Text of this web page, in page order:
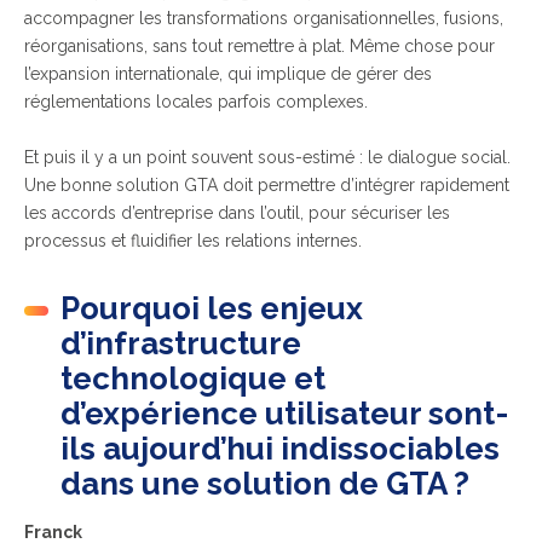
accompagner les transformations organisationnelles, fusions,
réorganisations, sans tout remettre à plat. Même chose pour
l’expansion internationale, qui implique de gérer des
réglementations locales parfois complexes.
Et puis il y a un point souvent sous-estimé : le dialogue social.
Une bonne solution GTA doit permettre d’intégrer rapidement
les accords d’entreprise dans l’outil, pour sécuriser les
processus et fluidifier les relations internes.
Pourquoi les enjeux
d’infrastructure
technologique et
d’expérience utilisateur sont-
ils aujourd’hui indissociables
dans une solution de GTA ?
Franck